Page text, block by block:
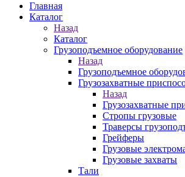
Главная
Каталог
Назад
Каталог
Грузоподъемное оборудование
Назад
Грузоподъемное
Грузозахватные
Назад
Грузозахватные
Стропы грузовые
Траверсы
Грейферы
Грузовые
Грузовые захваты
Тали